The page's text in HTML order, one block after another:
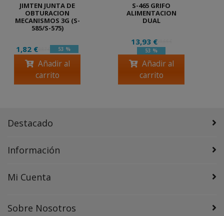
JIMTEN JUNTA DE
OBTURACION
MECANISMOS 3G (S-
585/S-575)
1,82 € 53 %
Añadir al
carrito
S-465 GRIFO
ALIMENTACION
DUAL
13,93 €29,65 €
53 %
Añadir al
carrito
Destacado
Información
Mi Cuenta
Sobre Nosotros